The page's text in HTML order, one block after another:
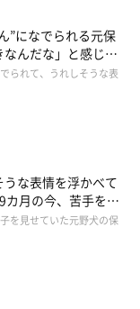
”になでられる元保
んだな」と感じる
られて、うれしそうな表
な表情を浮かべて
月の今、苦手を克
！
を見せていた元野犬の保